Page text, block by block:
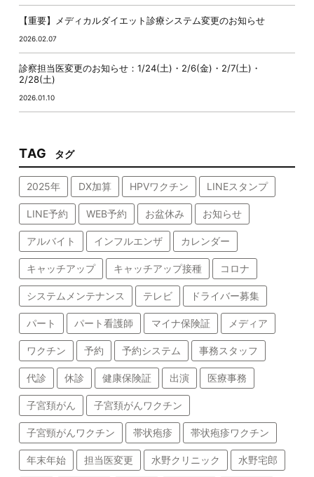
【重要】メディカルダイエット診療システム変更のお知らせ
2026.02.07
診察担当医変更のお知らせ：1/24(土)・2/6(金)・2/7(土)・
2/28(土)
2026.01.10
TAG タグ
2025年 DX加算 HPVワクチン LINEスタンプ
LINE予約 WEB予約 お盆休み お知らせ
アルバイト インフルエンザ カレンダー
キャッチアップ キャッチアップ接種 コロナ
システムメンテナンス テレビ ドライバー募集
パート パート看護師 マイナ保険証 メディア
ワクチン 予約 予約システム 事務スタッフ
代診 休診 健康保険証 出演 医療事務
子宮頚がん 子宮頚がんワクチン
子宮頸がんワクチン 帯状疱疹 帯状疱疹ワクチン
年末年始 担当医変更 水野クリニック 水野宅郎